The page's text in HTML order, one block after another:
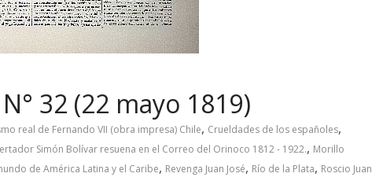
32 (22 mayo 1819)
real de Fernando VII (obra impresa) Chile, Crueldades de los españoles,
Simón Bolívar resuena en el Correo del Orinoco 1812 - 1922., Morillo
de América Latina y el Caribe, Revenga Juan José, Río de la Plata, Roscio Juan